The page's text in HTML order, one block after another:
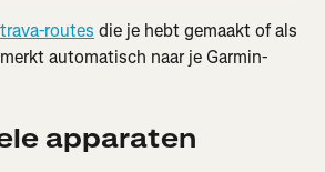
routes die je hebt gemaakt of als
automatisch naar je Garmin-
apparaten